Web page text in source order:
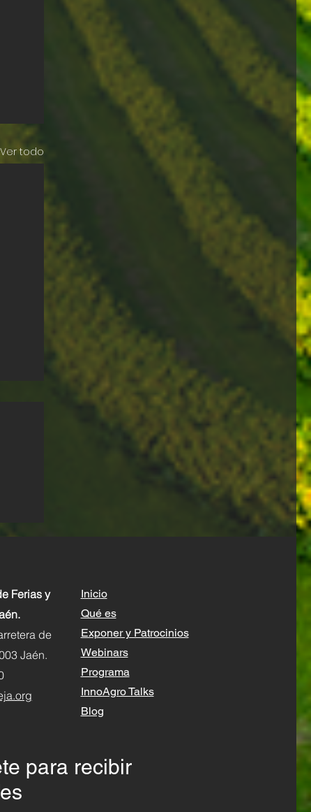
Ver todo
Ferias y
de
Jaén.
Inicio
Qué es
Exponer y Patrocinios
Webinars
Programa
InnoAgro Talks
Blog
para recibir